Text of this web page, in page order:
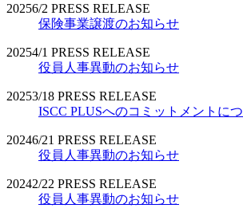
20256/2 PRESS RELEASE
保険事業譲渡のお知らせ
20254/1 PRESS RELEASE
役員人事異動のお知らせ
20253/18 PRESS RELEASE
ISCC PLUSへのコミットメントに
20246/21 PRESS RELEASE
役員人事異動のお知らせ
20242/22 PRESS RELEASE
役員人事異動のお知らせ